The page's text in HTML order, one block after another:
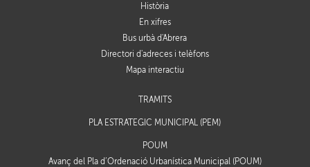
Història
En xifres
Bus urbà d'Abrera
Directori d'adreces i telèfons
Mapa interactiu
TRÀMITS
PLA ESTRATÈGIC MUNICIPAL (PEM)
POUM
Avanç del Pla d’Ordenació Urbanística Municipal (POUM)